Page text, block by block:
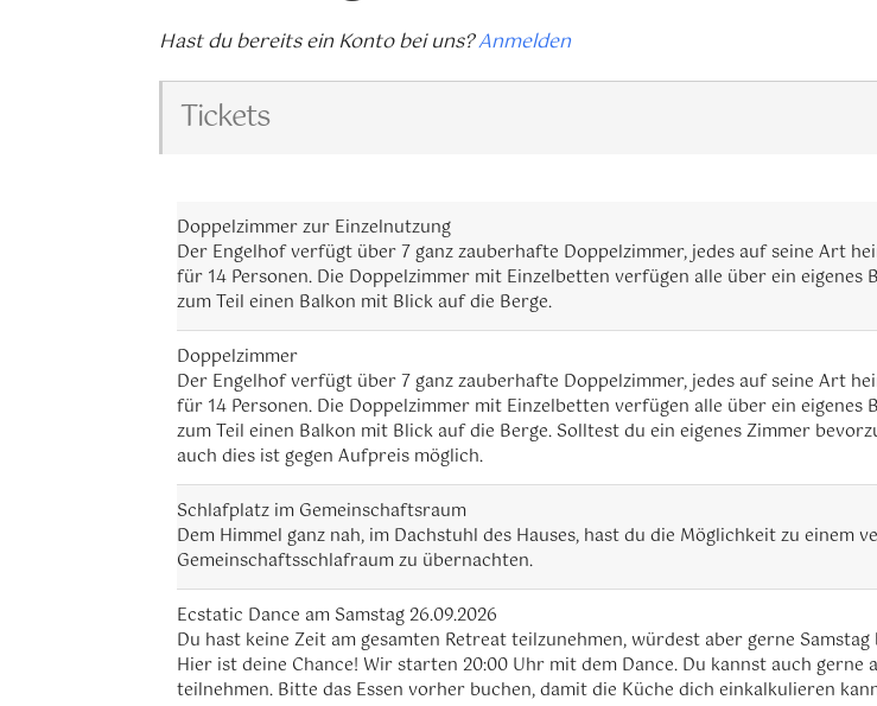
Hast du bereits ein Konto bei uns?Anmelden
Tickets
Doppelzimmer zur Einzelnutzung
Der Engelhof verfügt über 7 ganz zauberhafte Doppelzimmer, jedes auf seine Art
für 14 Personen. Die Doppelzimmer mit Einzelbetten verfügen alle über ein eigenes
zum Teil einen Balkon mit Blick auf die Berge.
Doppelzimmer
Der Engelhof verfügt über 7 ganz zauberhafte Doppelzimmer, jedes auf seine Art
für 14 Personen. Die Doppelzimmer mit Einzelbetten verfügen alle über ein eigenes
zum Teil einen Balkon mit Blick auf die Berge. Solltest du ein eigenes Zimmer
auch dies ist gegen Aufpreis möglich.
Schlafplatz im Gemeinschaftsraum
Dem Himmel ganz nah, im Dachstuhl des Hauses, hast du die Möglichkeit zu einem
Gemeinschaftsschlafraum zu übernachten.
Ecstatic Dance am Samstag 26.09.2026
Du hast keine Zeit am gesamten Retreat teilzunehmen, würdest aber gerne
Hier ist deine Chance! Wir starten 20:00 Uhr mit dem Dance. Du kannst auch gerne
teilnehmen. Bitte das Essen vorher buchen, damit die Küche dich einkalkulieren